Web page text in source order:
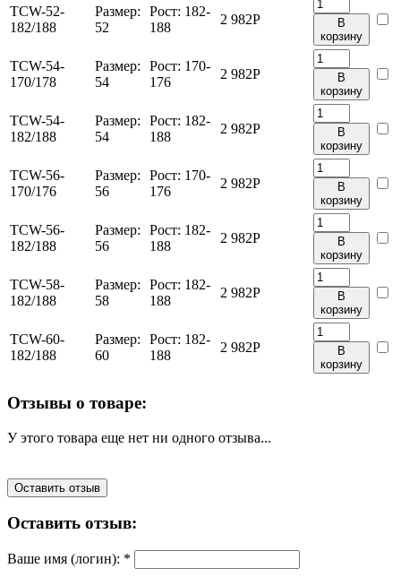
TCW-52-
182/188
Размер:
52
Рост: 182-
188
2 982Р
В
корзину
TCW-54-
170/178
Размер:
54
Рост: 170-
176
2 982Р
В
корзину
TCW-54-
182/188
Размер:
54
Рост: 182-
188
2 982Р
В
корзину
TCW-56-
170/176
Размер:
56
Рост: 170-
176
2 982Р
В
корзину
TCW-56-
182/188
Размер:
56
Рост: 182-
188
2 982Р
В
корзину
TCW-58-
182/188
Размер:
58
Рост: 182-
188
2 982Р
В
корзину
TCW-60-
182/188
Размер:
60
Рост: 182-
188
2 982Р
В
корзину
Отзывы о товаре:
У этого товара еще нет ни одного отзыва...
Оставить отзыв
Оставить отзыв:
Ваше имя (логин): *